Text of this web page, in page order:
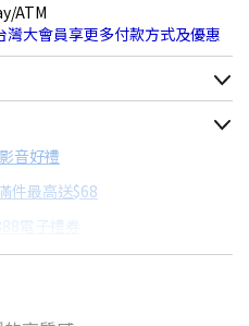
ATM
灣大會員享更多付款方式及優惠
購物車顯示為主
額 配合銀行/業者
音好禮
件最高送$68
電子禮券
名卡滿額最高回饋25%